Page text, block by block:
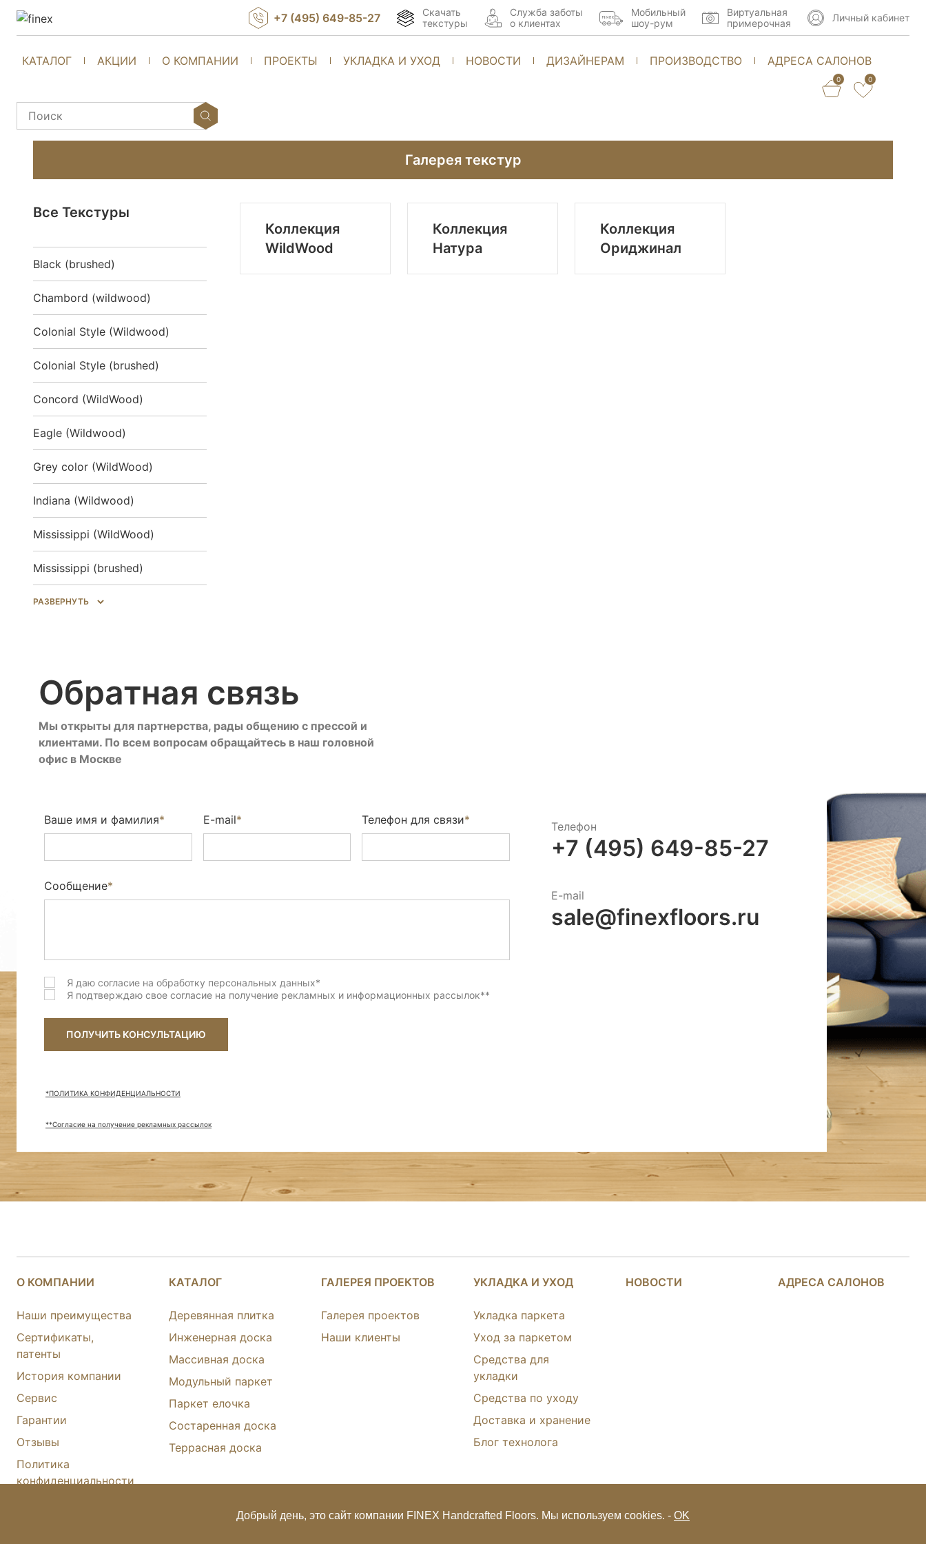
КАТАЛОГ АКЦИИ О КОМПАНИИ ПРОЕКТЫ УКЛАДКА И УХОД НОВОСТИ ДИЗАЙНЕРАМ ПРОИЗВОДСТВО АДРЕСА САЛОНОВ
0 0
+7 (495) 649-85-27
Скачать
текстуры
Cлужба заботы
о клиентах
Мобильный
шоу-рум
Виртуальная
примерочная
Личный кабинет
Галерея текстур
Все Текстуры
Black (brushed)
Chambord (wildwood)
Colonial Style (Wildwood)
Colonial Style (brushed)
Concord (WildWood)
Eagle (Wildwood)
Grey color (WildWood)
Indiana (Wildwood)
Mississippi (WildWood)
Mississippi (brushed)
Salem (WildWood)
Unfinished look (brushed)
Unfinished look Uni (brushed)
Ариосто (Wildwood)
Верджн (brushed)
Вилетта Натура (brushed)
Ирбис (brushed)
Канна (brushed)
Карлайл New (brushed)
Лотто (Wildwood)
Маллоу (brushed)
Мерлетто (brushed)
РАЗВЕРНУТЬ
Коллекция
WildWood
Коллекция
Натура
Коллекция
Ориджинал
Обратная связь
Мы открыты для партнерства, рады общению с прессой и
клиентами. По всем вопросам обращайтесь в наш головной
офис в Москве
Ваше имя и фамилия* E-mail* Телефон для связи*
Сообщение*
Я даю согласие на обработку персональных данных*
Я подтверждаю свое согласие на получение рекламных и информационных рассылок**
ПОЛУЧИТЬ КОНСУЛЬТАЦИЮ
*ПОЛИТИКА КОНФИДЕНЦИАЛЬНОСТИ
**Согласие на получение рекламных рассылок
Телефон
+7 (495) 649-85-27
E-mail
sale@finexfloors.ru
О КОМПАНИИ
Наши преимущества
Сертификаты,
патенты
История компании
Сервис
Гарантии
Отзывы
Политика
конфиденциальности
КАТАЛОГ
Деревянная плитка
Инженерная доска
Массивная доска
Модульный паркет
Паркет елочка
Состаренная доска
Террасная доска
ГАЛЕРЕЯ ПРОЕКТОВ
Галерея проектов
Наши клиенты
УКЛАДКА И УХОД
Укладка паркета
Уход за паркетом
Средства для
укладки
Средства по уходу
Доставка и хранение
Блог технолога
НОВОСТИ АДРЕСА САЛОНОВ
Добрый день, это сайт компании FINEX Handcrafted Floors. Мы используем cookies. - OK